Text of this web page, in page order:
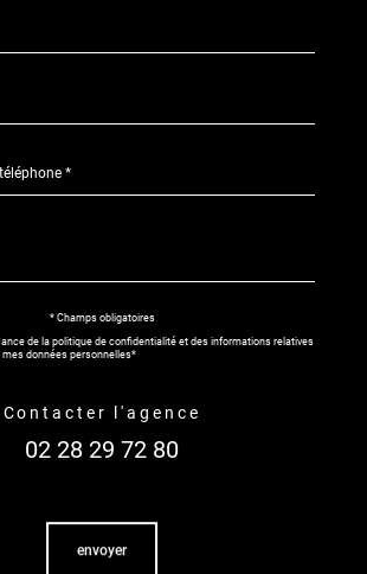
* Champs obligatoires
de la politique de confidentialité et des informations relatives
données personnelles*
contacter l'agence
02 28 29 72 80
envoyer